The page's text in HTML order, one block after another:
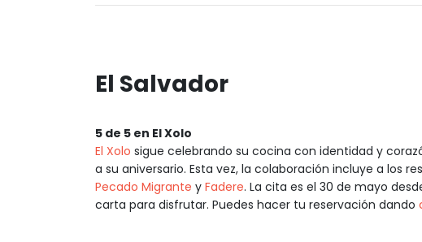
El Salvador
5 de 5 en El Xolo
El Xolo sigue celebrando su cocina con identidad y
a su aniversario. Esta vez, la colaboración incluye a los
Pecado Migrante y Fadere. La cita es el 30 de mayo
carta para disfrutar. Puedes hacer tu reservación dando